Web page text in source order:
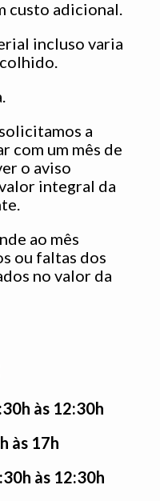
custo adicional.
incluso varia
a
com um mês de
o aviso
integral da
ao mês
ou faltas dos
no valor da
às 12:30h
às 17h
às 12:30h